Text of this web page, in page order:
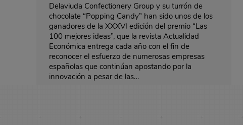
Delaviuda Confectionery Group y su turrón de
chocolate “Popping Candy” han sido unos de los
ganadores de la XXXVI edición del premio “Las
100 mejores ideas”, que la revista Actualidad
Económica entrega cada año con el fin de
reconocer el esfuerzo de numerosas empresas
españolas que continúan apostando por la
innovación a pesar de las…